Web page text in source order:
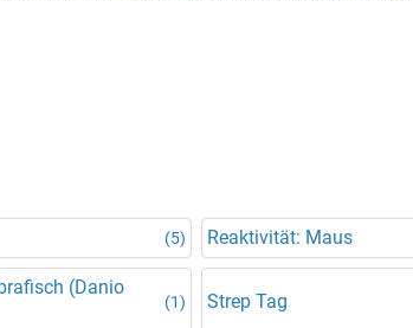
(5) Reaktivität: Maus
(Danio
(1) Strep Tag